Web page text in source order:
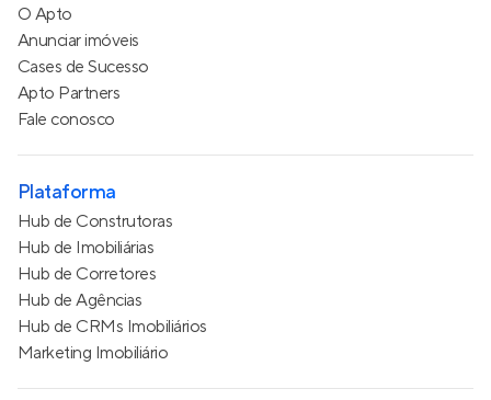
O Apto
Anunciar imóveis
Cases de Sucesso
Apto Partners
Fale conosco
Plataforma
Hub de Construtoras
Hub de Imobiliárias
Hub de Corretores
Hub de Agências
Hub de CRMs Imobiliários
Marketing Imobiliário